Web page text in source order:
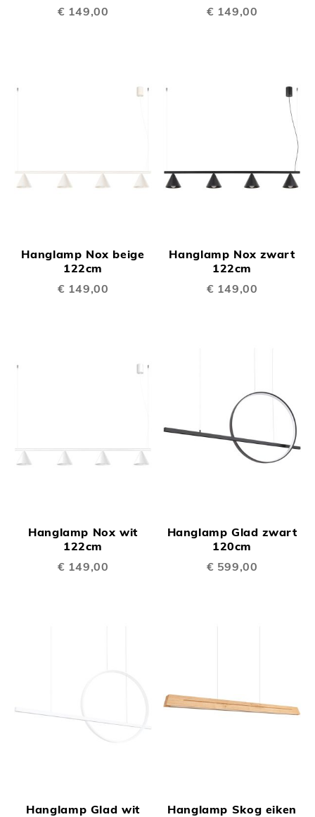
€ 149,00
€ 149,00
Hanglamp Nox beige
122cm
€ 149,00
Hanglamp Nox zwart
122cm
€ 149,00
Hanglamp Nox wit
122cm
€ 149,00
Hanglamp Glad zwart
120cm
€ 599,00
Hanglamp Glad wit
Hanglamp Skog eiken